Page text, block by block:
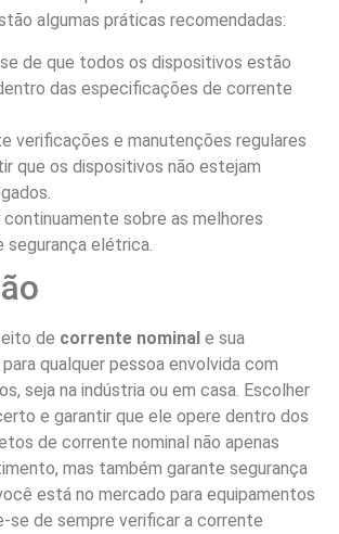
algumas práticas recomendadas:
de que todos os dispositivos estão
das especificações de corrente
verificações e manutenções regulares
que os dispositivos não estejam
continuamente sobre as melhores
segurança elétrica.
de corrente nominal e sua
qualquer pessoa envolvida com
seja na indústria ou em casa. Escolher
e garantir que ele opere dentro dos
de corrente nominal não apenas
mas também garante segurança
está no mercado para equipamentos
se de sempre verificar a corrente